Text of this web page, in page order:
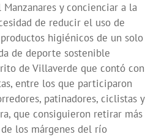
y concienciar a la
de reducir el uso de
higiénicos de un solo
de deporte sostenible
de Villaverde que contó con
entre los que participaron
patinadores, ciclistas y
que consiguieron retirar más
los márgenes del río